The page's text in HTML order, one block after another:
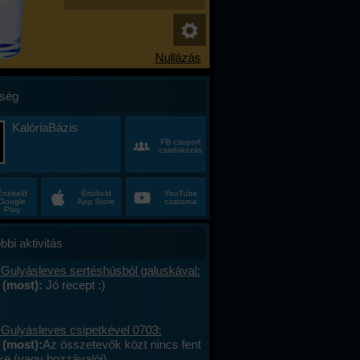
KalóriaBázis
FB csoport
csatlakozás
Play
Értékeld
App Store
YouTube
csatorna
aktivitás
sertéshúsból galuskával:
Jó recept :)
csipetkével 0703:
Az összetevők közt nincs fent